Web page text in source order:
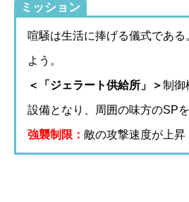
ミッション
喧騒は生活に捧げる儀式であ
よう。
＜「ジェラート供給所」＞制御
設備となり、周囲の味方のSP
強襲制限： 敵の攻撃速度が上昇